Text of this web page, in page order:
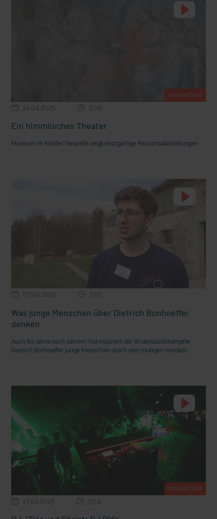
mit epd Text
14.04.2025 3:09
Ein himmlisches Theater
Museum im Kloster Neuzelle zeigt einzigartige Passionsdarstellungen.
07.04.2025 3:01
Was junge Menschen über Dietrich Bonhoeffer
denken
Auch 80 Jahre nach seinem Tod inspiriert der Widerstandskämpfer
Dietrich Bonhoeffer junge Menschen durch sein mutiges Handeln.
mit epd Text
13.02.2025 3:04